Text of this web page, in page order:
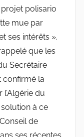
projet polisario
mue par
ses intérêts ».
que les
Secrétaire
confirmé la
du
à ce
de